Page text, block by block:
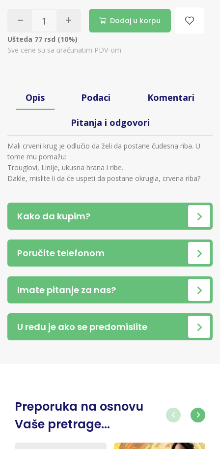
Dodaj u korpu
Ušteda 77 rsd (10%)
Sve cene su sa uračunatim PDV-om.
Opis Podaci Komentari
Pitanja i odgovori
Mali crveni krug je odlučio da želi da postane čudesna riba. U
tome mu pomažu:
Trouglovi, Linije, ukusna hrana i ribe.
Dakle, mislite li da će uspeti da postane okrugla, crvena riba?
Kako da kupim?
Poručite telefonom
Imate pitanje za nas?
U redu je ako se predomislite
Preporuka na osnovu
Vaše pretrage...